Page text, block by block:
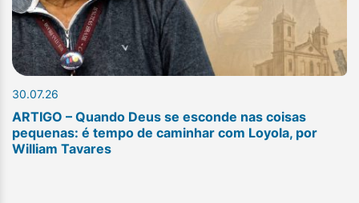
30.07.26
ARTIGO – Quando Deus se esconde nas coisas
pequenas: é tempo de caminhar com Loyola, por
William Tavares